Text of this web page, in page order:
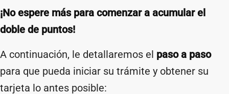
¡No espere más para comenzar a acumular el
doble de puntos!
A continuación, le detallaremos el paso a paso
para que pueda iniciar su trámite y obtener su
tarjeta lo antes posible: